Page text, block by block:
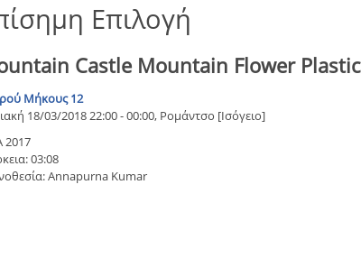
Επιλογή
Castle Mountain Flower Plastic
Μήκους 12
18/03/2018 22:00 - 00:00, Ρομάντσο [Ισόγειο]
2017
03:08
Annapurna Kumar